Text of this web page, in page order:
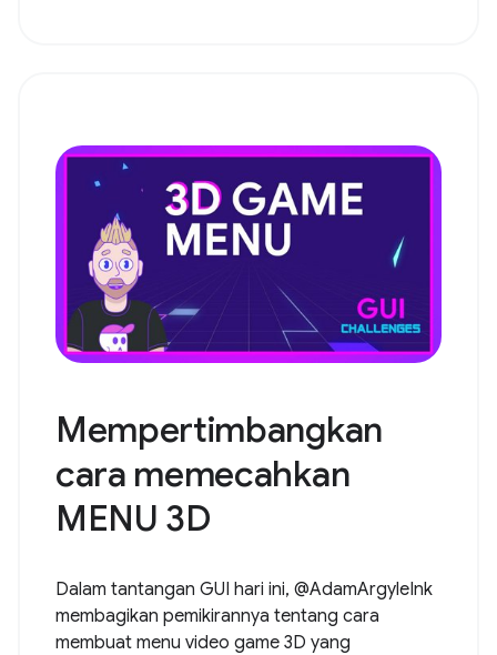
Mempertimbangkan
cara memecahkan
MENU 3D
Dalam tantangan GUI hari ini, @AdamArgyleInk
membagikan pemikirannya tentang cara
membuat menu video game 3D yang